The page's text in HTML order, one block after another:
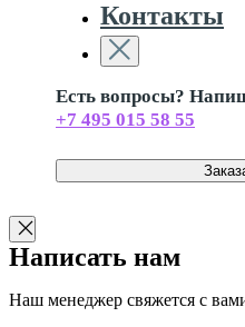
Контакты
Есть вопросы?
+7 495 015 58 55
Написать нам
Наш менеджер свяжется с